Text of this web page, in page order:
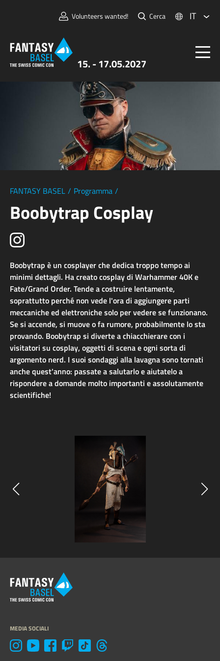
15. - 17.05.2027
Volunteers wanted! Cerca IT
FANTASY BASEL
Per Espositori
Stampa e Media
FANTASY BASEL / Programma /
Boobytrap Cosplay
Boobytrap è un cosplayer che dedica troppo tempo ai
minimi dettagli. Ha creato cosplay di Warhammer 40K e
Fate/Grand Order. Tende a costruire lentamente,
soprattutto perché non vede l'ora di aggiungere parti
meccaniche ed elettroniche solo per vedere se funzionano.
Se si accende, si muove o fa rumore, probabilmente lo sta
provando. Boobytrap si diverte a chiacchierare con i
visitatori su cosplay, oggetti di scena e ogni sorta di
argomento nerd. I suoi sondaggi alla lavagna sono tornati
anche quest'anno: passate a salutarlo e aiutatelo a
rispondere a domande molto importanti e assolutamente
scientifiche!
MEDIA SOCIALI